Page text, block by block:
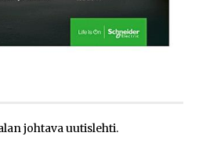
johtava uutislehti.